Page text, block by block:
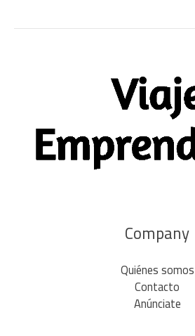
Company
Quiénes somos
Contacto
Anúnciate